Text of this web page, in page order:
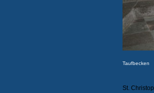
Taufbecken
St.